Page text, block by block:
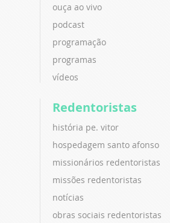
ouça ao vivo
podcast
programação
programas
vídeos
Redentoristas
história pe. vitor
hospedagem santo afonso
missionários redentoristas
missões redentoristas
notícias
obras sociais redentoristas